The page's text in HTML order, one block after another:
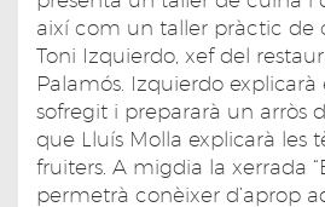
així com un taller pràctic de
Toni Izquierdo, xef del
Palamós. Izquierdo explicarà
sofregit i prepararà un arròs
que Lluís Molla explicarà les
fruiters. A migdia la xerrada
permetrà conèixer d’aprop